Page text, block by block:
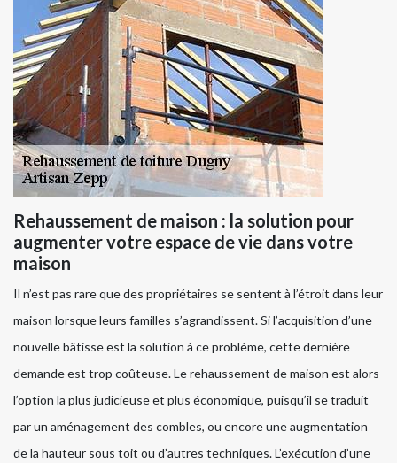
Rehaussement de maison : la solution pour
augmenter votre espace de vie dans votre
maison
Il n’est pas rare que des propriétaires se sentent à l’étroit dans leur
maison lorsque leurs familles s’agrandissent. Si l’acquisition d’une
nouvelle bâtisse est la solution à ce problème, cette dernière
demande est trop coûteuse. Le rehaussement de maison est alors
l’option la plus judicieuse et plus économique, puisqu’il se traduit
par un aménagement des combles, ou encore une augmentation
de la hauteur sous toit ou d’autres techniques. L’exécution d’une